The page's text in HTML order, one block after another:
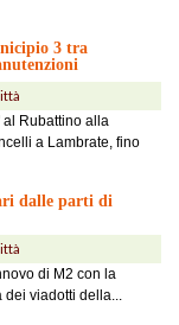
3 tra
Rubattino alla
a Lambrate, fino
dalle parti di
di M2 con la
viadotti della...